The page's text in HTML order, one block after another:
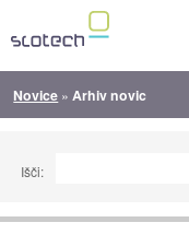
Novice » Arhiv novic
Išči: